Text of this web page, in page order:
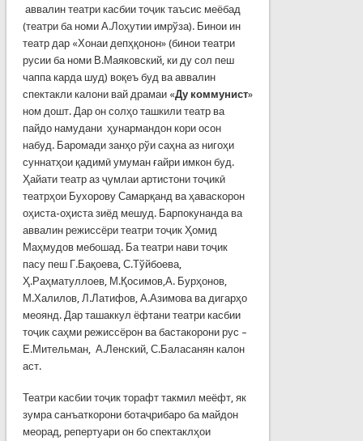
аввалин театри касбии тоҷик таъсис меёбад
(театри ба номи А.Лоҳутии имрўза). Бинои ин
театр дар «Хонаи депҳқонон» (бинои театри
русии ба номи В.Маяковский, ки ду сол пеш
чаппа карда шуд) воқеъ буд ва аввалин
спектакли калони вай драмаи «Ду коммунист»
ном дошт. Дар он солҳо ташкили театр ва
пайдо намудани ҳунармандон кори осон
набуд. Баромади занҳо рўи саҳна аз нигоҳи
суннатҳои қадимӣ умуман ғайри имкон буд.
Ҳайати театр аз ҷумлаи артистони тоҷикӣ
театрҳои Бухорову Самарқанд ва ҳаваскорон
оҳиста-оҳиста зиёд мешуд. Барпокунанда ва
аввалин режиссёри театри тоҷик Ҳомид
Маҳмудов мебошад. Ба театри нави тоҷик
пасу пеш Г.Бақоева, С.Тўйбоева,
Ҳ.Раҳматуллоев, М.Қосимов,А. Бурҳонов,
М.Халилов, Л.Латифов, А.Азимова ва дигарҳо
меоянд. Дар ташаккул ёфтани театри касбии
тоҷик саҳми режиссёрон ва бастакорони рус –
Е.Мительман, А.Ленский, С.Баласанян калон
аст.
Театри касбии тоҷик торафт такмил меёфт, як
зумра санъаткорони ботаҷрибаро ба майдон
меорад, репертуари он бо спектаклҳои